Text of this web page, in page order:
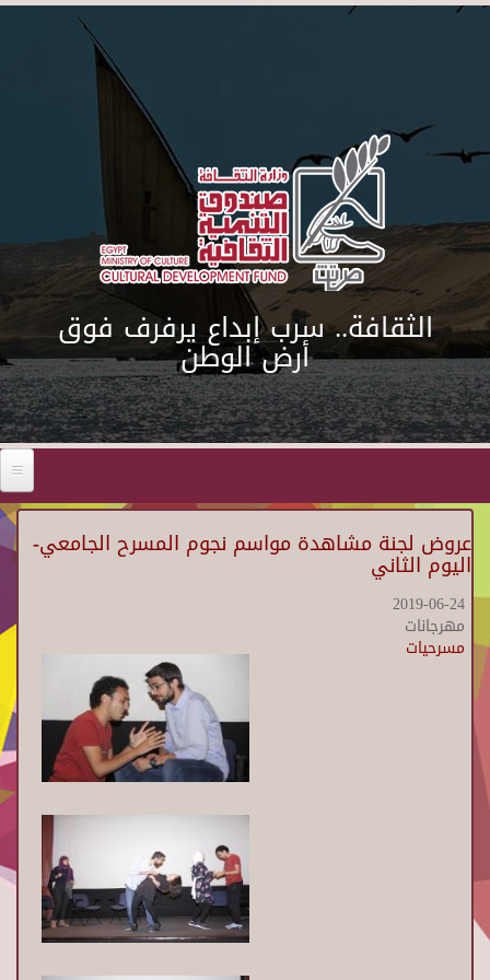
Skip to main content
الثقافة.. سرب إبداع يرفرف فوق
أرض الوطن
عروض لجنة مشاهدة مواسم نجوم المسرح الجامعي-
اليوم الثاني
2019-06-24
مهرجانات
مسرحيات